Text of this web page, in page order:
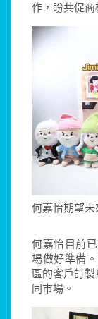
作，盼共促商
何嘉怡期望未
何嘉怡目前
場做好準備
區的客戶訂
同巿場。